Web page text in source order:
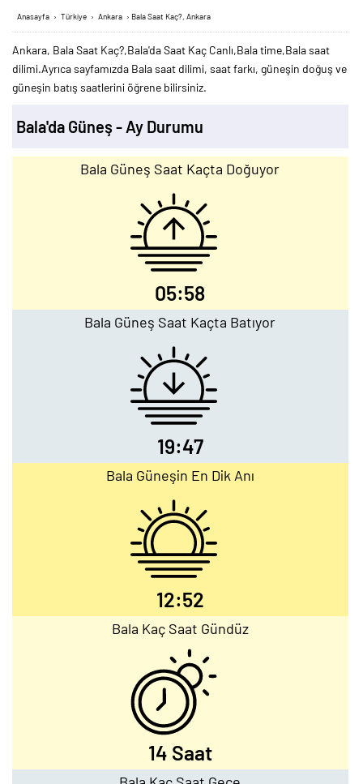
Anasayfa › Türkiye › Ankara › Bala Saat Kaç?, Ankara
Ankara, Bala Saat Kaç?,Bala'da Saat Kaç Canlı,Bala time,Bala saat
dilimi.Ayrıca sayfamızda Bala saat dilimi, saat farkı, güneşin doğuş ve
güneşin batış saatlerini öğrene bilirsiniz.
Bala'da Güneş - Ay Durumu
Bala Güneş Saat Kaçta Doğuyor
05:58
Bala Güneş Saat Kaçta Batıyor
19:47
Bala Güneşin En Dik Anı
12:52
Bala Kaç Saat Gündüz
14 Saat